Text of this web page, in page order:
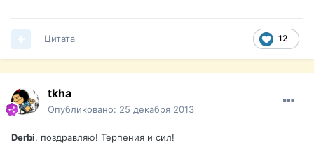
12
Цитата
tkha
Опубликовано: 25 декабря 2013
Derbi, поздравляю! Терпения и сил!